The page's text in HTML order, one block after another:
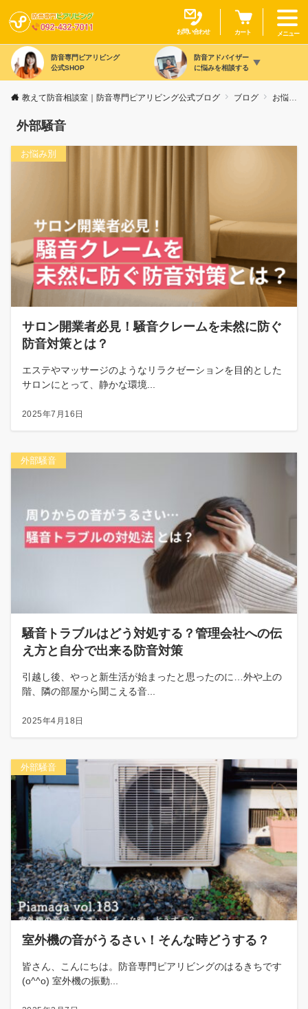
お問い合わせ カート メニュー
防音専門ピアリビング
公式SHOP
防音アドバイザー
に悩みを相談する
教えて防音相談室｜防音専門ピアリビング公式ブログ ブログ お悩み別
外部騒音
お悩み別
サロン開業者必見！騒音クレームを未然に防ぐ
防音対策とは？
エステやマッサージのようなリラクゼーションを目的とした
サロンにとって、静かな環境...
2025年7月16日
外部騒音
騒音トラブルはどう対処する？管理会社への伝
え方と自分で出来る防音対策
引越し後、やっと新生活が始まったと思ったのに…外や上の
階、隣の部屋から聞こえる音...
2025年4月18日
外部騒音
室外機の音がうるさい！そんな時どうする？
皆さん、こんにちは。防音専門ピアリビングのはるきちです
(o^^o) 室外機の振動...